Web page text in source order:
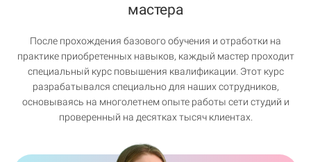
мастера
После прохождения базового обучения и отработки на
практике приобретенных навыков, каждый мастер проходит
специальный курс повышения квалификации. Этот курс
разрабатывался специально для наших сотрудников,
основываясь на многолетнем опыте работы сети студий и
проверенный на десятках тысяч клиентах.